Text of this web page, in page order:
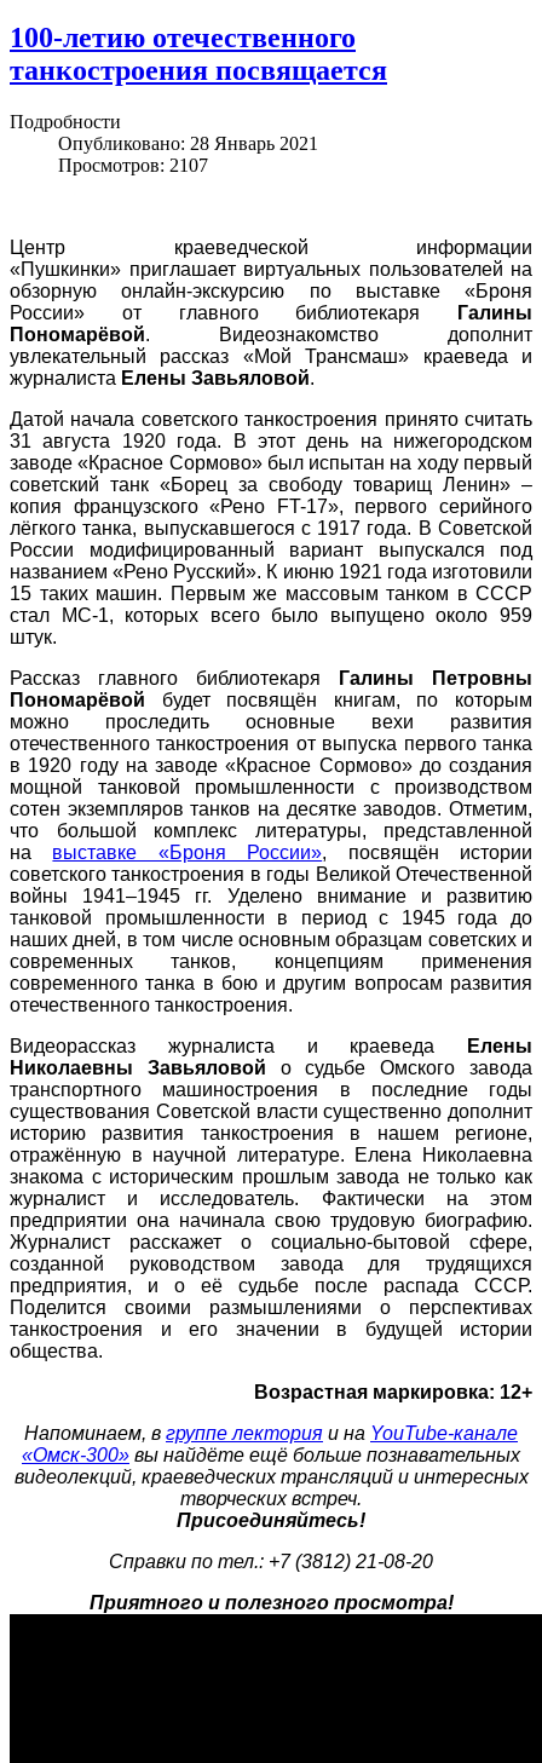
100-летию отечественного
танкостроения посвящается
Подробности
Опубликовано: 28 Январь 2021
Просмотров: 2107
Центр краеведческой информации
«Пушкинки» приглашает виртуальных пользователей на
обзорную онлайн-экскурсию по выставке «Броня
России» от главного библиотекаря
Галины
Пономарёвой. Видеознакомство дополнит
увлекательный рассказ «Мой Трансмаш» краеведа и
журналиста Елены Завьяловой.
Датой начала советского танкостроения принято считать
31 августа 1920 года. В этот день на нижегородском
заводе «Красное Сормово» был испытан на ходу первый
советский танк «Борец за свободу товарищ Ленин» –
копия французского «Рено FT-17», первого серийного
лёгкого танка, выпускавшегося с 1917 года. В Советской
России модифицированный вариант выпускался под
названием «Рено Русский». К июню 1921 года изготовили
15 таких машин. Первым же массовым танком в СССР
стал МС-1, которых всего было выпущено около 959
штук.
Рассказ главного библиотекаря
Галины Петровны
Пономарёвой будет посвящён книгам, по которым
можно проследить основные вехи развития
отечественного танкостроения от выпуска первого танка
в 1920 году на заводе «Красное Сормово» до создания
мощной танковой промышленности с производством
сотен экземпляров танков на десятке заводов. Отметим,
что большой комплекс литературы, представленной
на выставке «Броня России», посвящён истории
советского танкостроения в годы Великой Отечественной
войны 1941–1945 гг. Уделено внимание и развитию
танковой промышленности в период с 1945 года до
наших дней, в том числе основным образцам советских и
современных танков, концепциям применения
современного танка в бою и другим вопросам развития
отечественного танкостроения.
Видеорассказ журналиста и краеведа
Елены
Николаевны Завьяловой о судьбе Омского завода
транспортного машиностроения в последние годы
существования Советской власти существенно дополнит
историю развития танкостроения в нашем регионе,
отражённую в научной литературе. Елена Николаевна
знакома с историческим прошлым завода не только как
журналист и исследователь. Фактически на этом
предприятии она начинала свою трудовую биографию.
Журналист расскажет о социально-бытовой сфере,
созданной руководством завода для трудящихся
предприятия, и о её судьбе после распада СССР.
Поделится своими размышлениями о перспективах
танкостроения и его значении в будущей истории
общества.
Возрастная маркировка: 12+
Напоминаем, в группе лектория и на YouTube-канале
«Омск-300» вы найдёте ещё больше познавательных
видеолекций, краеведческих трансляций и интересных
творческих встреч.
Присоединяйтесь!
Справки по тел.: +7 (3812) 21-08-20
Приятного и полезного просмотра!